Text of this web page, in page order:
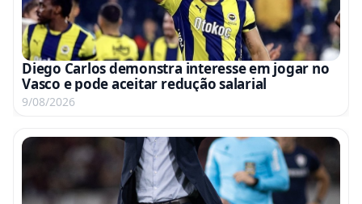
Diego Carlos demonstra interesse em jogar no
Vasco e pode aceitar redução salarial
9/08/2026